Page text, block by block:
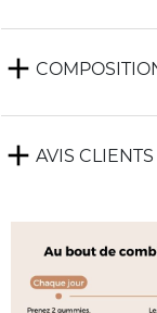
add
add AVIS CLIENTS